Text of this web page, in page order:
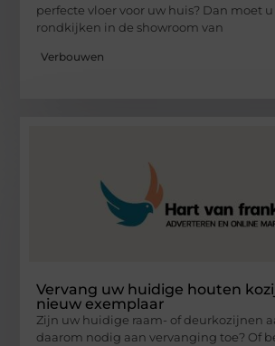
perfecte vloer voor uw huis? Dan moet
rondkijken in de showroom van
Verbouwen
Vervang uw huidige houten
nieuw exemplaar
Zijn uw huidige raam- of deurkozijnen
daarom nodig aan vervanging toe? Of